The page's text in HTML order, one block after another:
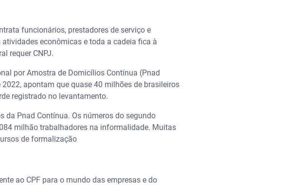
funcionários, prestadores de serviço e
econômicas e toda a cadeia fica à
requer CNPJ.
por Amostra de Domicílios Contínua (Pnad
apontam que quase 40 milhões de brasileiros
registrado no levantamento.
Pnad Contínua. Os números do segundo
milhão trabalhadores na informalidade. Muitas
de formalização
ao CPF para o mundo das empresas e do